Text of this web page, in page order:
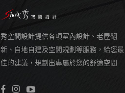
秀空間設計提供各項室內設計、老屋翻
新、自地自建及空間規劃等服務，給您最
佳的建議，規劃出專屬於您的舒適空間